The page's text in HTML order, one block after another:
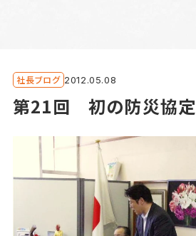
社長ブログ 2012.05.08
第21回 初の防災協定